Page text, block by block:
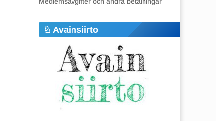
Medlemsavgifter och andra betalningar
Avainsiirto